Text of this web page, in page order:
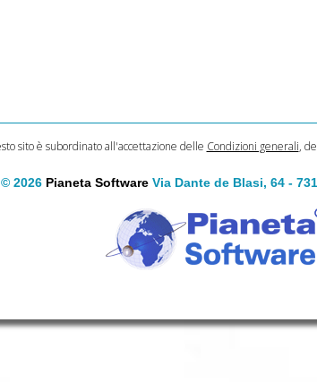
sito è subordinato all'accettazione delle Condizioni generali,
2026 Pianeta SoftwareVia Dante de Blasi, 64 -